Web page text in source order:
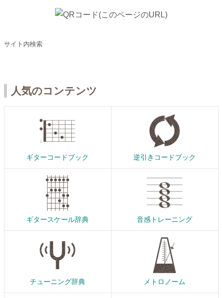
サイト内検索
人気のコンテンツ
ギターコードブック 逆引きコードブック
ギタースケール辞典 音感トレーニング
チューニング辞典 メトロノーム